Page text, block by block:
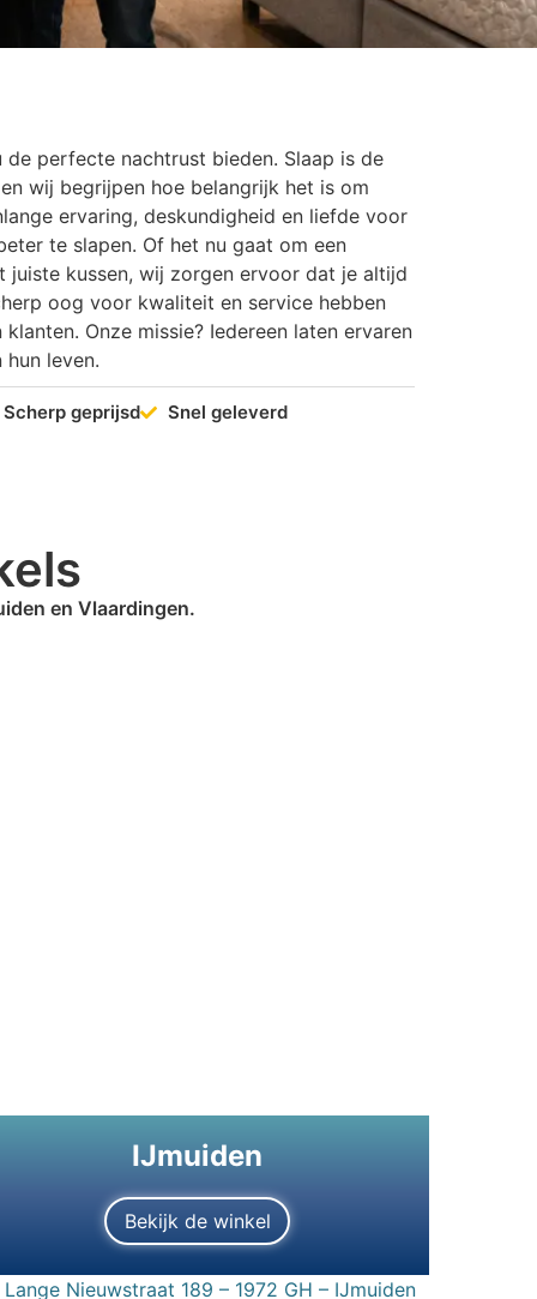
perfecte nachtrust bieden. Slaap is de
wij begrijpen hoe belangrijk het is om
ervaring, deskundigheid en liefde voor
te slapen. Of het nu gaat om een
kussen, wij zorgen ervoor dat je altijd
oog voor kwaliteit en service hebben
Onze missie? Iedereen laten ervaren
leven.
Scherp geprijsd Snel geleverd
en Vlaardingen.
IJmuiden
Bekijk de winkel
Lange Nieuwstraat 189 – 1972 GH – IJmuiden